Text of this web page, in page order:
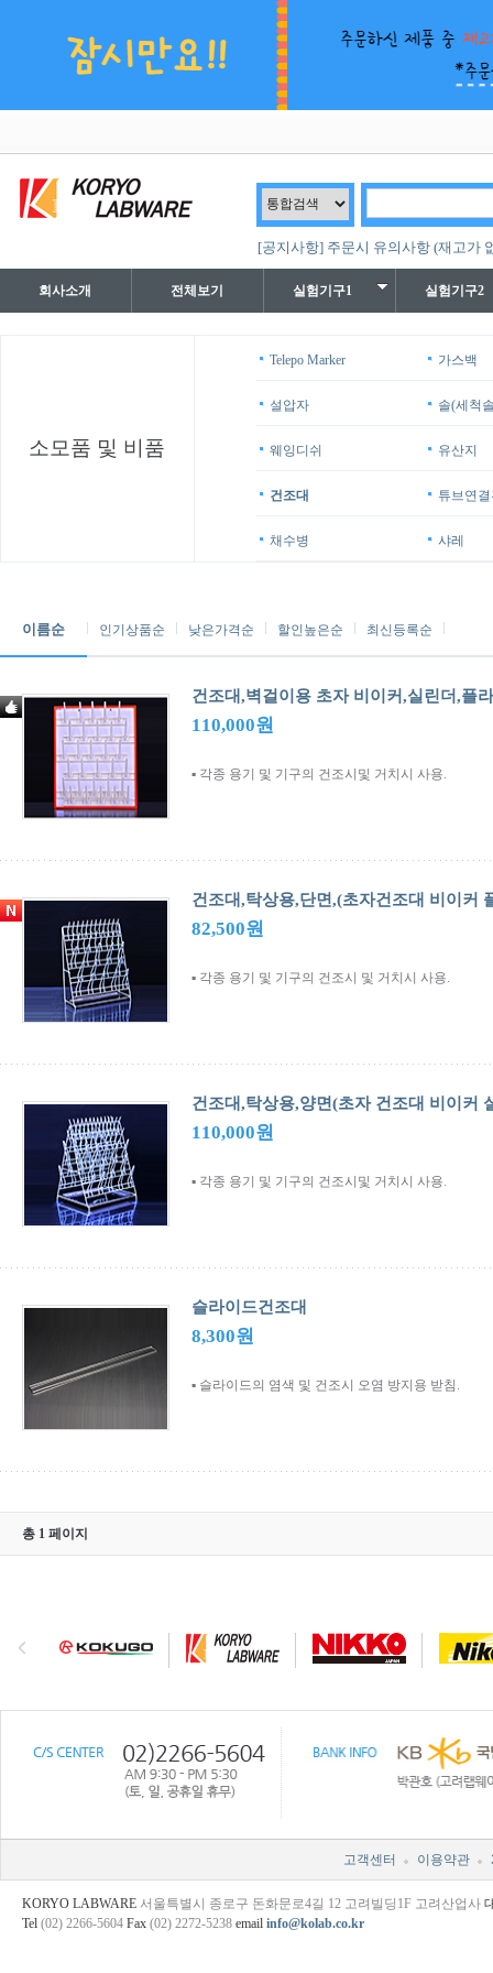
[공지사항] 주문시 유의사항 (재고가
회사소개 전체보기 실험기구1 실험기구2
소모품 및 비품
Telepo Marker 가스백
설압자 솔(세척
웨잉디쉬 유산지
건조대 튜브연
채수병 샤레
이름순 인기상품순 낮은가격순 할인높은순 최신등록순
건조대,벽걸이용 초자 비이커,실린더,플
110,000원
▪ 각종 용기 및 기구의 건조시및 거치시 사용.
건조대,탁상용,단면,(초자건조대 비이커
82,500원
▪ 각종 용기 및 기구의 건조시 및 거치시 사용.
건조대,탁상용,양면(초자 건조대 비이커
110,000원
▪ 각종 용기 및 기구의 건조시및 거치시 사용.
슬라이드건조대
8,300원
▪ 슬라이드의 염색 및 건조시 오염 방지용 받침.
총 1 페이지
고객센터 이용약관
KORYO LABWARE 서울특별시 종로구 돈화문로4길 12 고려빌딩1F 고려산업사
Tel (02) 2266-5604 Fax (02) 2272-5238 email info@kolab.co.kr